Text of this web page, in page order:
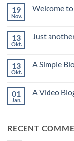
19
Nov.
Welcome
Welcome
13
Okt.
Just
Just
A
Gallery
13
Okt.
A Simple
A
01
Jan.
A Video
Video
RECENT